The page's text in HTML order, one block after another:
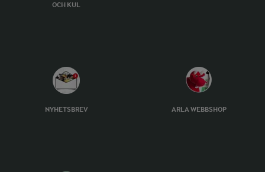
OCH KUL
NYHETSBREV ARLA WEBBSHOP